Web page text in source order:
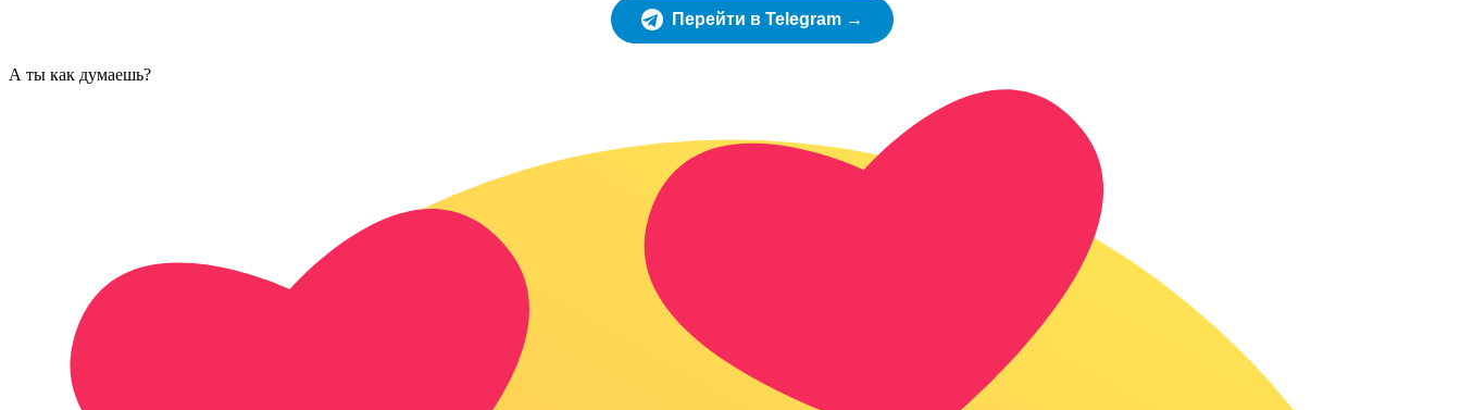
Перейти в Telegram →
А ты как думаешь?